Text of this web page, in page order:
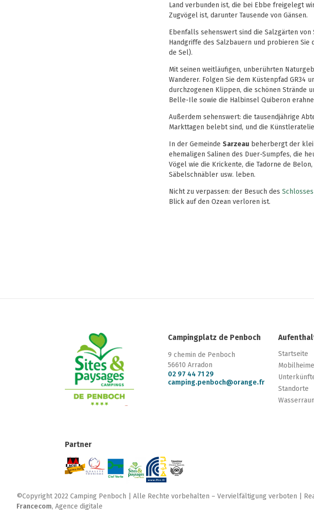
Land verbunden ist, die bei Ebbe freigelegt
Zugvögel ist, darunter Tausende von Gänsen.
Ebenfalls sehenswert sind die Salzgärten
Handgriffe des Salzbauern und probieren Sie
de Sel).
Mit seinen weitläufigen, unberührten
Wanderer. Folgen Sie dem Küstenpfad GR34
durchzogenen Klippen, die schönen Strände
Belle-Ile sowie die Halbinsel Quiberon
Außerdem sehenswert: die tausendjährige
Markttagen belebt sind, und die
In der GemeindeSarzeau beherbergt der
ehemaligen Salinen des Duer-Sumpfes, die
Vögel wie die Krickente, die Tadorne de
Säbelschnäbler usw. leben.
Nicht zu verpassen: der Besuch des
Blick auf den Ozean verloren ist.
Campingplatz de Penboch
9 chemin de Penboch
56610 Arradon
02 97 44 71 29
camping.penboch@orange.fr
Startseite
Mobilheime
Standorte
Partner
©Copyright 2022 Camping Penboch | Alle Rechte vorbehalten – Vervielfältigung verboten |
Francecom, Agence digitale